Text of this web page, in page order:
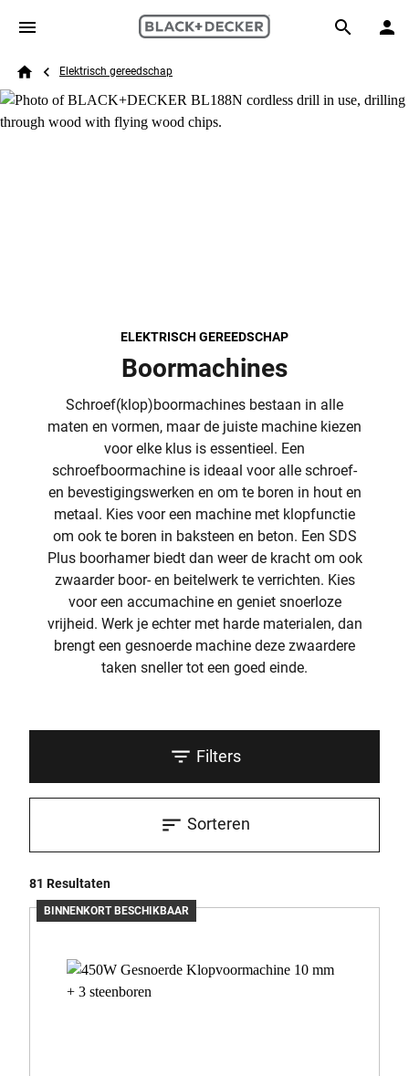
Skip to main content
Search
Breadcrumb
Elektrisch gereedschap
ELEKTRISCH GEREEDSCHAP
Boormachines
Schroef(klop)boormachines bestaan in alle
maten en vormen, maar de juiste machine kiezen
voor elke klus is essentieel. Een
schroefboormachine is ideaal voor alle schroef-
en bevestigingswerken en om te boren in hout en
metaal. Kies voor een machine met klopfunctie
om ook te boren in baksteen en beton. Een SDS
Plus boorhamer biedt dan weer de kracht om ook
zwaarder boor- en beitelwerk te verrichten. Kies
voor een accumachine en geniet snoerloze
vrijheid. Werk je echter met harde materialen, dan
brengt een gesnoerde machine deze zwaardere
taken sneller tot een goed einde.
Filters
81 Resultaten
Sorteren
BINNENKORT BESCHIKBAAR